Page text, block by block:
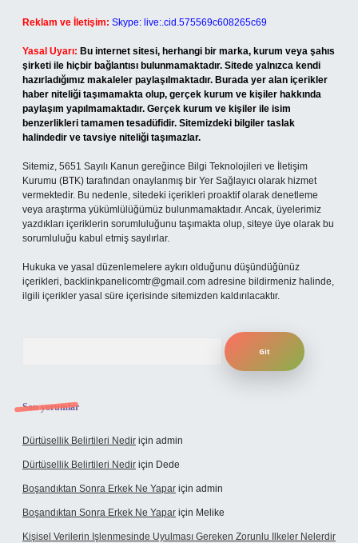
Reklam ve İletişim: Skype: live:.cid.575569c608265c69
Yasal Uyarı: Bu internet sitesi, herhangi bir marka, kurum veya şahıs
şirketi ile hiçbir bağlantısı bulunmamaktadır. Sitede yalnızca kendi
hazırladığımız makaleler paylaşılmaktadır. Burada yer alan içerikler
haber niteliği taşımamakta olup, gerçek kurum ve kişiler hakkında
paylaşım yapılmamaktadır. Gerçek kurum ve kişiler ile isim
benzerlikleri tamamen tesadüfidir. Sitemizdeki bilgiler taslak
halindedir ve tavsiye niteliği taşımazlar.
Sitemiz, 5651 Sayılı Kanun gereğince Bilgi Teknolojileri ve İletişim
Kurumu (BTK) tarafından onaylanmış bir Yer Sağlayıcı olarak hizmet
vermektedir. Bu nedenle, sitedeki içerikleri proaktif olarak denetleme
veya araştırma yükümlülüğümüz bulunmamaktadır. Ancak, üyelerimiz
yazdıkları içeriklerin sorumluluğunu taşımakta olup, siteye üye olarak bu
sorumluluğu kabul etmiş sayılırlar.
Hukuka ve yasal düzenlemelere aykırı olduğunu düşündüğünüz
içerikleri, backlinkpanelicomtr@gmail.com adresine bildirmeniz halinde,
ilgili içerikler yasal süre içerisinde sitemizden kaldırılacaktır.
Son yorumlar
Dürtüsellik Belirtileri Nedir için admin
Dürtüsellik Belirtileri Nedir için Dede
Boşandıktan Sonra Erkek Ne Yapar için admin
Boşandıktan Sonra Erkek Ne Yapar için Melike
Kişisel Verilerin Işlenmesinde Uyulması Gereken Zorunlu Ilkeler Nelerdir